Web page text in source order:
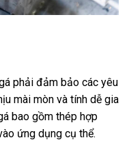
phải đảm bảo các yêu
mài mòn và tính dễ gia
bao gồm thép hợp
ứng dụng cụ thể.